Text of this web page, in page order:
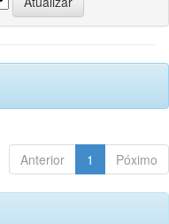
Anterior 1 Póximo